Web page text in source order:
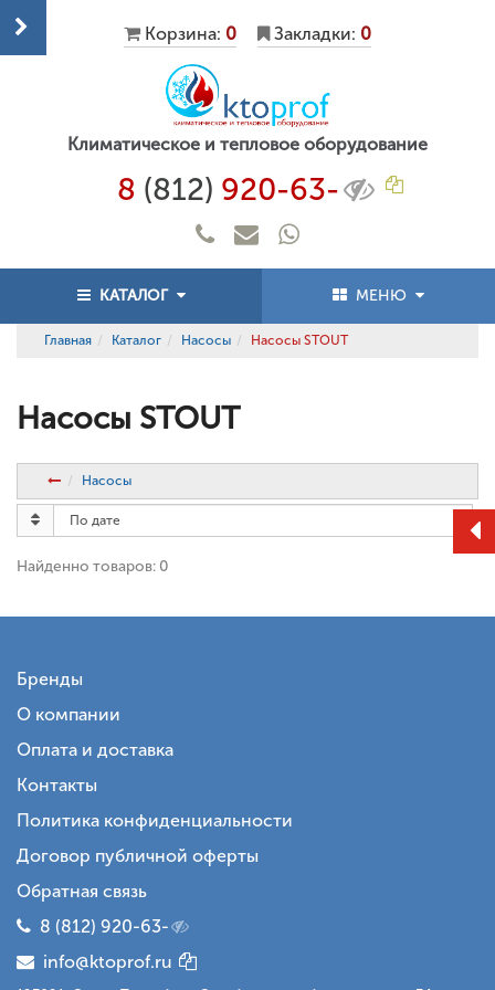
Корзина: 0 Закладки: 0
Климатическое и тепловое оборудование
8 (812) 920-63-
КАТАЛОГ МЕНЮ
Главная Каталог Насосы Насосы STOUT
Насосы STOUT
Насосы
Найденно товаров: 0
Бренды
О компании
Оплата и доставка
Контакты
Политика конфиденциальности
Договор публичной оферты
Обратная связь
8 (812) 920-63-
info@ktoprof.ru